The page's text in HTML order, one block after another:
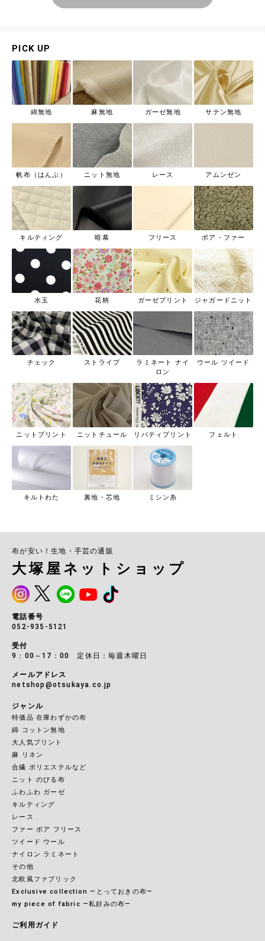
PICK UP
綿無地 麻無地 ガーゼ無地 サテン無地
帆布（はんぷ） ニット無地 レース アムンゼン
キルティング 暗幕 フリース ボア・ファー
水玉 花柄 ガーゼプリント ジャガードニット
チェック ストライプ
ラミネート ナイ
ロン
ウール ツイード
ニットプリント ニットチュール リバティプリント フェルト
キルトわた 裏地・芯地 ミシン糸
布が安い！生地・手芸の通販
大塚屋ネットショップ
電話番号
052-935-5121
受付
9：00～17：00 定休日：毎週木曜日
メールアドレス
netshop@otsukaya.co.jp
ジャンル
特価品 在庫わずかの布
綿 コットン無地
大人気プリント
麻 リネン
合繊 ポリエステルなど
ニット のびる布
ふわふわ ガーゼ
キルティング
レース
ファー ボア フリース
ツイード ウール
ナイロン ラミネート
その他
北欧風ファブリック
Exclusive collection ―とっておきの布―
my piece of fabric ―私好みの布―
ご利用ガイド